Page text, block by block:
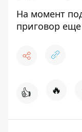
На момент
приговор еще
👍 🔥